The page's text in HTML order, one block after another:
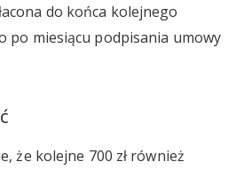
do końca kolejnego
po miesiącu podpisania umowy
że kolejne 700 zł również